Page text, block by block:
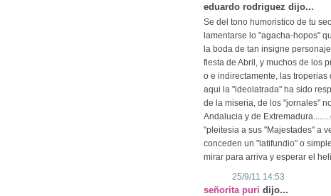
eduardo rodriguez dijo...
Se del tono humoristico de tu
lamentarse lo "agacha-hopos"
la boda de tan insigne
fiesta de Abril, y muchos de los
o e indirectamente, las troperias
aqui la "ideolatrada" ha sido
de la miseria, de los "jornales"
Andalucia y de
"pleitesia a sus "Majestades" a
conceden un "latifundio" o
mirar para arriva y esperar el
25/9/11 14:53
señorita puri dijo...